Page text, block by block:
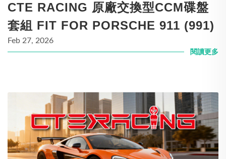
CTE RACING 原廠交換型CCM碟盤
套組 FIT FOR PORSCHE 911 (991)
Feb 27, 2026
閱讀更多